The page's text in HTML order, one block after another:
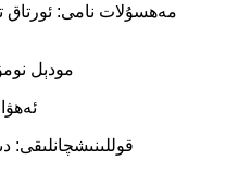
2. مودېل نومۇرى:
3.
4. قوللىنىشچانلىقى: